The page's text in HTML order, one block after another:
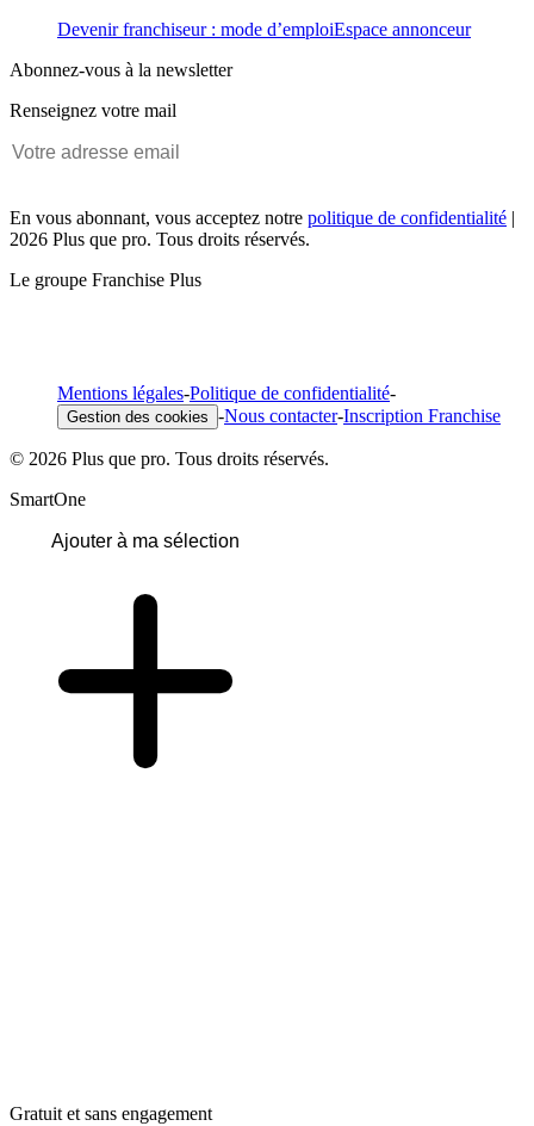
Devenir franchiseur : mode d’emploiEspace annonceur
Abonnez-vous à la newsletter
Renseignez votre mail
En vous abonnant, vous acceptez notre politique de confidentialité |
2026 Plus que pro. Tous droits réservés.
Le groupe Franchise Plus
Mentions légales-Politique de confidentialité-
Gestion des cookies -Nous contacter-Inscription Franchise
© 2026 Plus que pro. Tous droits réservés.
SmartOne
Ajouter à ma sélection
Gratuit et sans engagement